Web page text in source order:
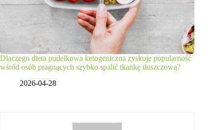
Dlaczego dieta pudełkowa ketogeniczna zyskuje popularność
wśród osób pragnących szybko spalić tkankę tłuszczową?
2026-04-28